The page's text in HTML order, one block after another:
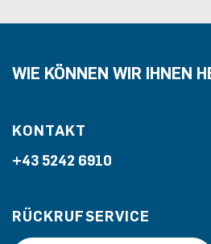
WIE KÖNNEN WIR IHNEN
KONTAKT
+43 5242 6910
RÜCKRUFSERVICE